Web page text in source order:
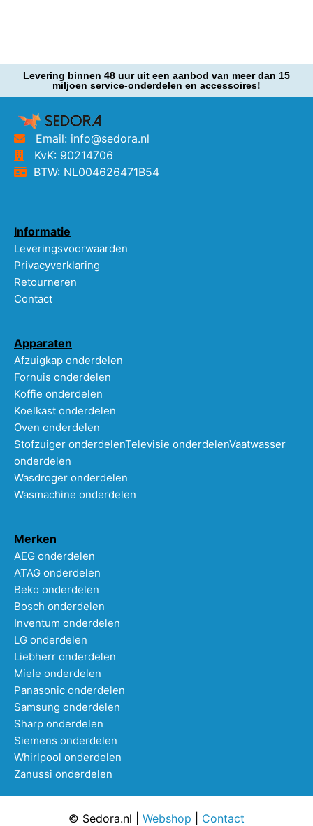
Levering binnen 48 uur uit een aanbod van meer dan 15
miljoen service-onderdelen en accessoires!
Email: info@sedora.nl
KvK: 90214706
BTW: NL004626471B54
Informatie
Leveringsvoorwaarden
Privacyverklaring
Retourneren
Contact
Apparaten
Afzuigkap onderdelen
Fornuis onderdelen
Koffie onderdelen
Koelkast onderdelen
Oven onderdelen
Stofzuiger onderdelenTelevisie onderdelenVaatwasser
onderdelen
Wasdroger onderdelen
Wasmachine onderdelen
Merken
AEG onderdelen
ATAG onderdelen
Beko onderdelen
Bosch onderdelen
Inventum onderdelen
LG onderdelen
Liebherr onderdelen
Miele onderdelen
Panasonic onderdelen
Samsung onderdelen
Sharp onderdelen
Siemens onderdelen
Whirlpool onderdelen
Zanussi onderdelen
© Sedora.nl | Webshop Contact